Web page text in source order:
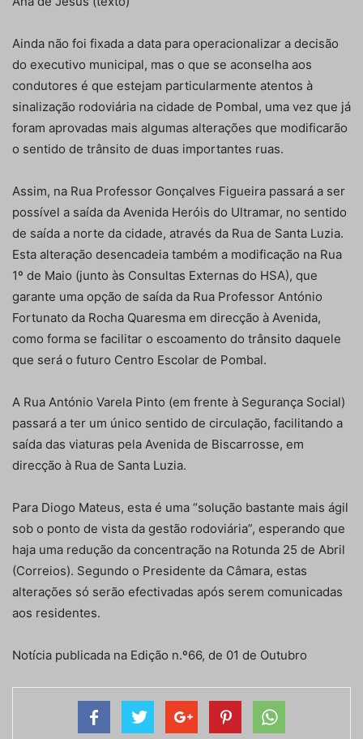
Ainda não foi fixada a data para operacionalizar a decisão
do executivo municipal, mas o que se aconselha aos
condutores é que estejam particularmente atentos à
sinalização rodoviária na cidade de Pombal, uma vez que já
foram aprovadas mais algumas alterações que modificarão
o sentido de trânsito de duas importantes ruas.
Assim, na Rua Professor Gonçalves Figueira passará a ser
possível a saída da Avenida Heróis do Ultramar, no sentido
de saída a norte da cidade, através da Rua de Santa Luzia.
Esta alteração desencadeia também a modificação na Rua
1º de Maio (junto às Consultas Externas do HSA), que
garante uma opção de saída da Rua Professor António
Fortunato da Rocha Quaresma em direcção à Avenida,
como forma se facilitar o escoamento do trânsito daquele
que será o futuro Centro Escolar de Pombal.
A Rua António Varela Pinto (em frente à Segurança Social)
passará a ter um único sentido de circulação, facilitando a
saída das viaturas pela Avenida de Biscarrosse, em
direcção à Rua de Santa Luzia.
Para Diogo Mateus, esta é uma “solução bastante mais ágil
sob o ponto de vista da gestão rodoviária”, esperando que
haja uma redução da concentração na Rotunda 25 de Abril
(Correios). Segundo o Presidente da Câmara, estas
alterações só serão efectivadas após serem comunicadas
aos residentes.
Notícia publicada na Edição n.º66, de 01 de Outubro